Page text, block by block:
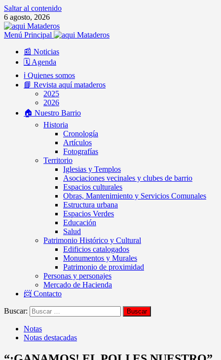
Saltar al contenido
6 agosto, 2026
Menú Principal
📰 Noticias
🗓️ Agenda
ℹ️ Quienes somos
📘 Revista aquí mataderos
2025
2026
🏠 Nuestro Barrio
Historia
Cronología
Artículos
Fotografías
Territorio
Iglesias y Templos
Asociaciones vecinales y clubes de barrio
Espacios culturales
Obras, Mantenimiento y Servicios Comunales
Estructura urbana
Espacios Verdes
Educación
Salud
Patrimonio Histórico y Cultural
Edificios catalogados
Monumentos y Murales
Patrimonio de proximidad
Personas y personajes
Mercado de Hacienda
📨 Contacto
Buscar:
Notas
Notas destacadas